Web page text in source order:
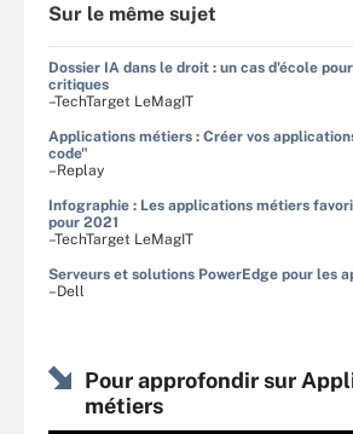
Sur le même sujet
Dossier IA dans le droit : un cas d'école
critiques
–TechTarget LeMagIT
Applications métiers : Créer vos
code"
–Replay
Infographie : Les applications métiers
pour 2021
–TechTarget LeMagIT
Serveurs et solutions PowerEdge pour les
–Dell
Pour approfondir sur
métiers